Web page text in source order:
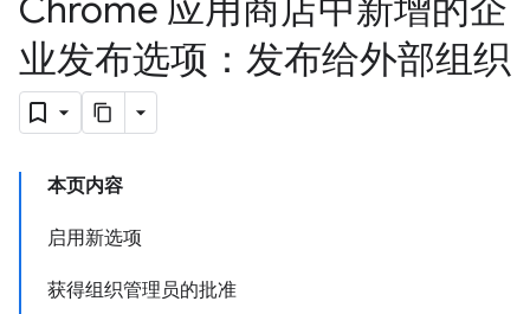
Chrome 应用商店中新增的企
业发布选项：发布给外部组织
本页内容
启用新选项
获得组织管理员的批准